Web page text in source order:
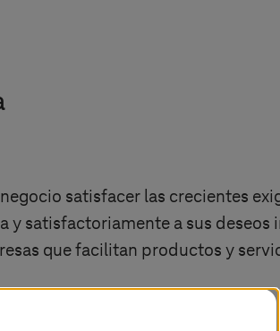
satisfacer las crecientes
y satisfactoriamente a sus deseos
que facilitan productos y